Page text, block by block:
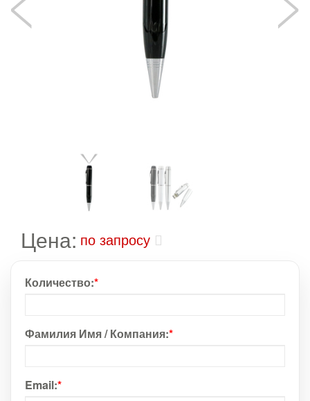
Цена: по запросу
Количество:*
Фамилия Имя / Компания:*
Email:*